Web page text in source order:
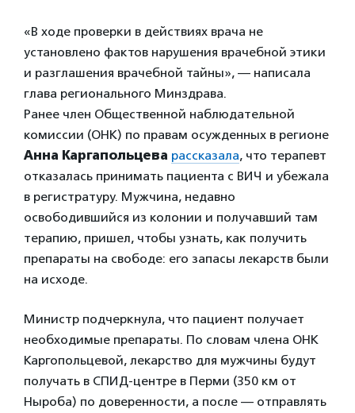
«В ходе проверки в действиях врача не
установлено фактов нарушения врачебной этики
и разглашения врачебной тайны», — написала
глава регионального Минздрава.
Ранее член Общественной наблюдательной
комиссии (ОНК) по правам осужденных в регионе
Анна Каргапольцева рассказала, что терапевт
отказалась принимать пациента с ВИЧ и убежала
в регистратуру. Мужчина, недавно
освободившийся из колонии и получавший там
терапию, пришел, чтобы узнать, как получить
препараты на свободе: его запасы лекарств были
на исходе.
Министр подчеркнула, что пациент получает
необходимые препараты. По словам члена ОНК
Каргопольцевой, лекарство для мужчины будут
получать в СПИД-центре в Перми (350 км от
Ныроба) по доверенности, а после — отправлять